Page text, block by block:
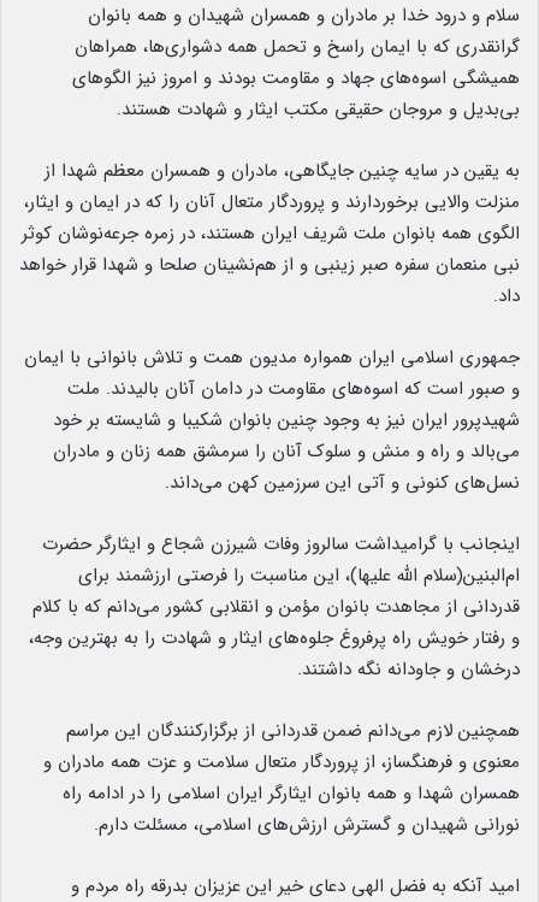
سلام و درود خدا بر مادران و همسران شهیدان و همه بانوان
گرانقدری که با ایمان راسخ و تحمل همه دشواری‌ها، همراهان
همیشگی اسوه‌های جهاد و مقاومت بودند و امروز نیز الگوهای
بی‌بدیل و مروجان حقیقی مکتب ایثار و شهادت هستند.
به یقین در سایه چنین جایگاهی، مادران و همسران معظم شهدا از
منزلت والایی برخوردارند و پروردگار متعال آنان را که در ایمان و ایثار،
الگوی همه بانوان ملت شریف ایران هستند، در زمره جرعه‌نوشان کوثر
نبی منعمان سفره صبر زینبی و از هم‌نشینان صلحا و شهدا قرار خواهد
داد.
جمهوری اسلامی ایران همواره مدیون همت و تلاش بانوانی با ایمان
و صبور است که اسوه‌های مقاومت در دامان آنان بالیدند. ملت
شهیدپرور ایران نیز به وجود چنین بانوان شکیبا و شایسته بر خود
می‌بالد و راه و منش و سلوک آنان را سرمشق همه زنان و مادران
نسل‌های کنونی و آتی این سرزمین کهن می‌داند.
اینجانب با گرامیداشت سالروز وفات شیرزن شجاع و ایثارگر حضرت
ام‌البنین(سلام الله علیها)، این مناسبت را فرصتی ارزشمند برای
قدردانی از مجاهدت بانوان مؤمن و انقلابی کشور می‌دانم که با کلام
و رفتار خویش راه پرفروغ جلوه‌های ایثار و شهادت را به بهترین وجه،
درخشان و جاودانه نگه داشتند.
همچنین لازم می‌دانم ضمن قدردانی از برگزارکنندگان این مراسم
معنوی و فرهنگساز، از پروردگار متعال سلامت و عزت همه مادران و
همسران شهدا و همه بانوان ایثارگر ایران اسلامی را در ادامه راه
نورانی شهیدان و گسترش ارزش‌های اسلامی، مسئلت دارم.
امید آنکه به فضل الهی دعای خیر این عزیزان بدرقه راه مردم و